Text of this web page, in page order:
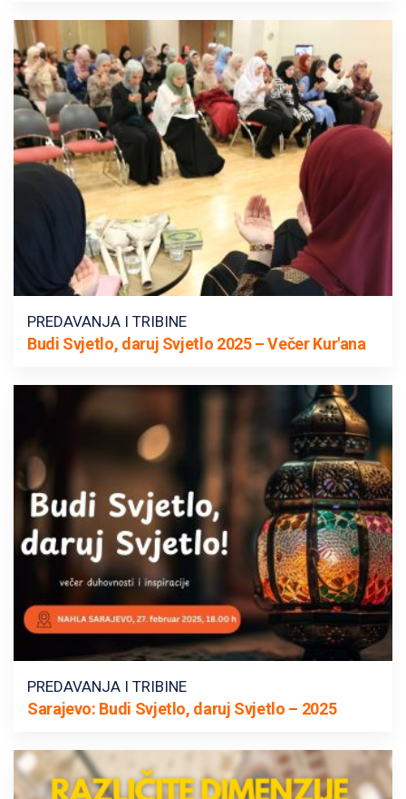
PREDAVANJA I TRIBINE
Budi Svjetlo, daruj Svjetlo 2025 – Večer Kur'ana
PREDAVANJA I TRIBINE
Sarajevo: Budi Svjetlo, daruj Svjetlo – 2025